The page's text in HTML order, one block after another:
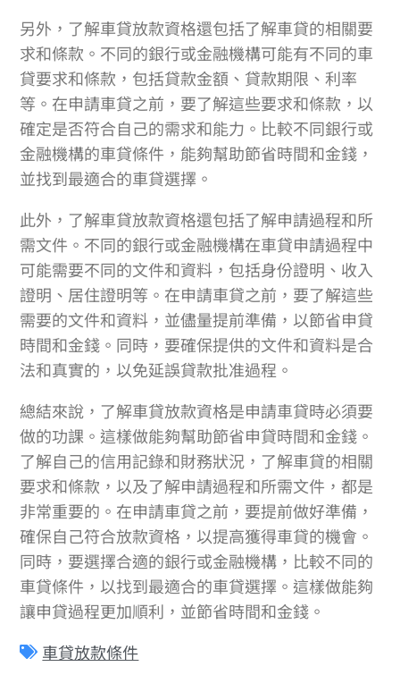
另外，了解車貸放款資格還包括了解車貸的相關要
求和條款。不同的銀行或金融機構可能有不同的車
貸要求和條款，包括貸款金額、貸款期限、利率
等。在申請車貸之前，要了解這些要求和條款，以
確定是否符合自己的需求和能力。比較不同銀行或
金融機構的車貸條件，能夠幫助節省時間和金錢，
並找到最適合的車貸選擇。
此外，了解車貸放款資格還包括了解申請過程和所
需文件。不同的銀行或金融機構在車貸申請過程中
可能需要不同的文件和資料，包括身份證明、收入
證明、居住證明等。在申請車貸之前，要了解這些
需要的文件和資料，並儘量提前準備，以節省申貸
時間和金錢。同時，要確保提供的文件和資料是合
法和真實的，以免延誤貸款批准過程。
總結來說，了解車貸放款資格是申請車貸時必須要
做的功課。這樣做能夠幫助節省申貸時間和金錢。
了解自己的信用記錄和財務狀況，了解車貸的相關
要求和條款，以及了解申請過程和所需文件，都是
非常重要的。在申請車貸之前，要提前做好準備，
確保自己符合放款資格，以提高獲得車貸的機會。
同時，要選擇合適的銀行或金融機構，比較不同的
車貸條件，以找到最適合的車貸選擇。這樣做能夠
讓申貸過程更加順利，並節省時間和金錢。
車貸放款條件